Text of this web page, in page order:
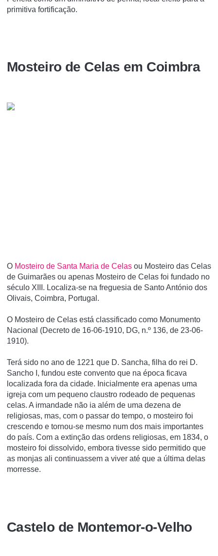
primitiva fortificação.
Mosteiro de Celas em Coimbra
O Mosteiro de Santa Maria de Celas ou Mosteiro das Celas
de Guimarães ou apenas Mosteiro de Celas foi fundado no
século XIII. Localiza-se na freguesia de Santo António dos
Olivais, Coimbra, Portugal.
O Mosteiro de Celas está classificado como Monumento
Nacional (Decreto de 16-06-1910, DG, n.º 136, de 23-06-
1910).
Terá sido no ano de 1221 que D. Sancha, filha do rei D.
Sancho I, fundou este convento que na época ficava
localizada fora da cidade. Inicialmente era apenas uma
igreja com um pequeno claustro rodeado de pequenas
celas. A irmandade não ia além de uma dezena de
religiosas, mas, com o passar do tempo, o mosteiro foi
crescendo e tornou-se mesmo num dos mais importantes
do país. Com a extinção das ordens religiosas, em 1834, o
mosteiro foi dissolvido, embora tivesse sido permitido que
as monjas ali continuassem a viver até que a última delas
morresse.
Castelo de Montemor-o-Velho